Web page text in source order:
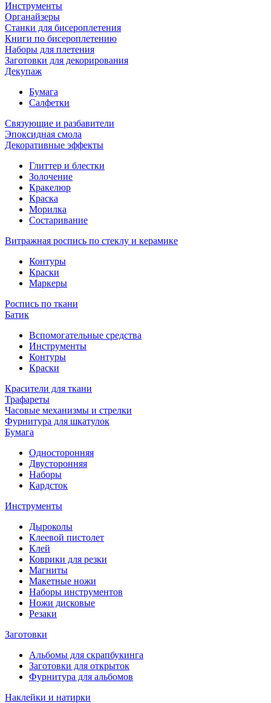
Инструменты
Органайзеры
Станки для бисероплетения
Книги по бисероплетению
Наборы для плетения
Заготовки для декорирования
Декупаж
Бумага
Салфетки
Связующие и разбавители
Эпоксидная смола
Декоративные эффекты
Глиттер и блестки
Золочение
Кракелюр
Краска
Морилка
Состаривание
Витражная роспись по стеклу и керамике
Контуры
Краски
Маркеры
Роспись по ткани
Батик
Вспомогательные средства
Инструменты
Контуры
Краски
Красители для ткани
Трафареты
Часовые механизмы и стрелки
Фурнитура для шкатулок
Бумага
Односторонняя
Двусторонняя
Наборы
Кардсток
Инструменты
Дыроколы
Клеевой пистолет
Клей
Коврики для резки
Магниты
Макетные ножи
Наборы инструментов
Ножи дисковые
Резаки
Заготовки
Альбомы для скрапбукинга
Заготовки для открыток
Фурнитура для альбомов
Наклейки и натирки